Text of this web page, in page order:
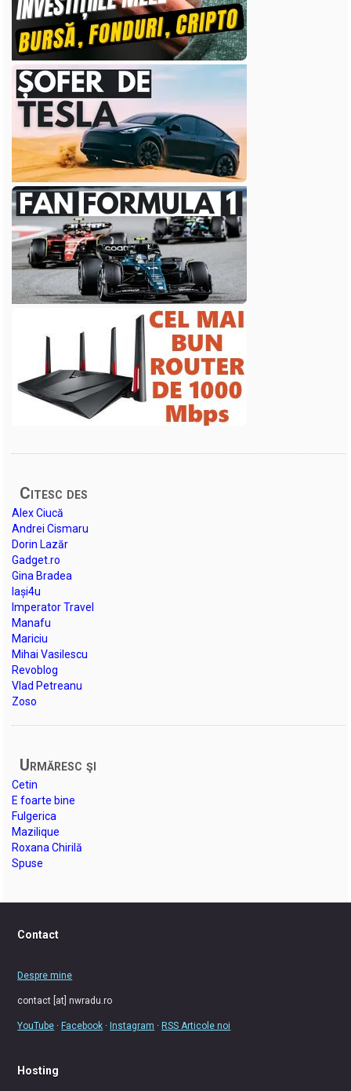
Citesc des
Alex Ciucă
Andrei Cismaru
Dorin Lazăr
Gadget.ro
Gina Bradea
Iași4u
Imperator Travel
Manafu
Mariciu
Mihai Vasilescu
Revoblog
Vlad Petreanu
Zoso
Urmăresc şi
Cetin
E foarte bine
Fulgerica
Mazilique
Roxana Chirilă
Spuse
Contact
Despre mine
contact [at] nwradu.ro
YouTube ·Facebook ·Instagram ·RSS Articole noi
Hosting